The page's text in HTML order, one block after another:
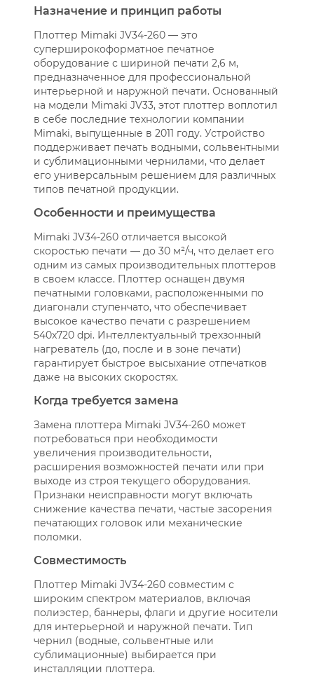
Назначение и принцип работы
Плоттер Mimaki JV34-260 — это
суперширокоформатное печатное
оборудование с шириной печати 2,6 м,
предназначенное для профессиональной
интерьерной и наружной печати. Основанный
на модели Mimaki JV33, этот плоттер воплотил
в себе последние технологии компании
Mimaki, выпущенные в 2011 году. Устройство
поддерживает печать водными, сольвентными
и сублимационными чернилами, что делает
его универсальным решением для различных
типов печатной продукции.
Особенности и преимущества
Mimaki JV34-260 отличается высокой
скоростью печати — до 30 м²/ч, что делает его
одним из самых производительных плоттеров
в своем классе. Плоттер оснащен двумя
печатными головками, расположенными по
диагонали ступенчато, что обеспечивает
высокое качество печати с разрешением
540x720 dpi. Интеллектуальный трехзонный
нагреватель (до, после и в зоне печати)
гарантирует быстрое высыхание отпечатков
даже на высоких скоростях.
Когда требуется замена
Замена плоттера Mimaki JV34-260 может
потребоваться при необходимости
увеличения производительности,
расширения возможностей печати или при
выходе из строя текущего оборудования.
Признаки неисправности могут включать
снижение качества печати, частые засорения
печатающих головок или механические
поломки.
Совместимость
Плоттер Mimaki JV34-260 совместим с
широким спектром материалов, включая
полиэстер, баннеры, флаги и другие носители
для интерьерной и наружной печати. Тип
чернил (водные, сольвентные или
сублимационные) выбирается при
инсталляции плоттера.